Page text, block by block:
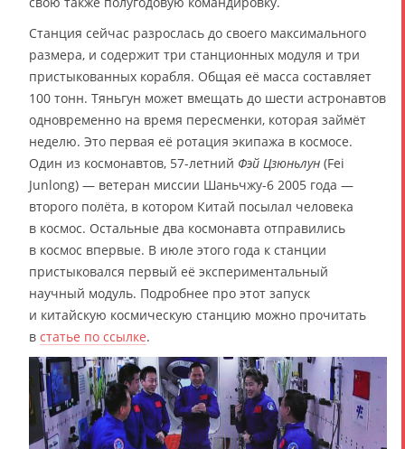
Станция сейчас разрослась до своего максимального
размера, и содержит три станционных модуля и три
пристыкованных корабля. Общая её масса составляет
100 тонн. Тяньгун может вмещать до шести астронавтов
одновременно на время пересменки, которая займёт
неделю. Это первая её ротация экипажа в космосе.
Один из космонавтов, 57-летний Фэй Цзюньлун (Fei
Junlong) — ветеран миссии Шаньчжу-6 2005 года —
второго полёта, в котором Китай посылал человека
в космос. Остальные два космонавта отправились
в космос впервые. В июле этого года к станции
пристыковался первый её экспериментальный
научный модуль. Подробнее про этот запуск
и китайскую космическую станцию можно прочитать
в статье по ссылке.